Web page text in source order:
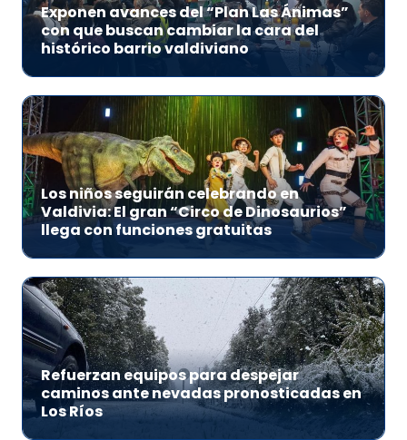
Exponen avances del “Plan Las Ánimas”
con que buscan cambiar la cara del
histórico barrio valdiviano
Los niños seguirán celebrando en
Valdivia: El gran “Circo de Dinosaurios”
llega con funciones gratuitas
Refuerzan equipos para despejar
caminos ante nevadas pronosticadas en
Los Ríos